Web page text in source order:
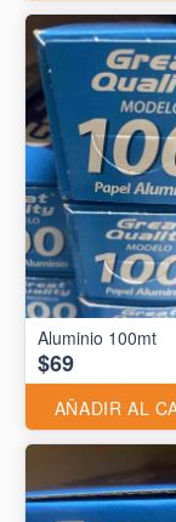
$69
AÑADIR AL